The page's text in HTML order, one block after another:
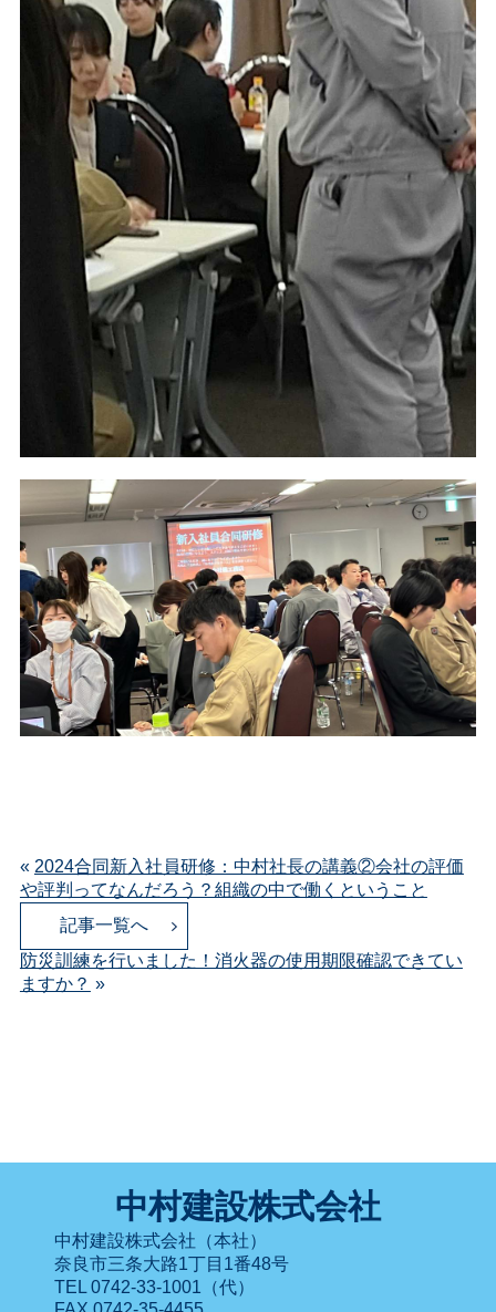
« 2024合同新入社員研修：中村社長の講義②会社の評価
や評判ってなんだろう？組織の中で働くということ
記事一覧へ
防災訓練を行いました！消火器の使用期限確認できてい
ますか？ »
中村建設株式会社
中村建設株式会社（本社）
奈良市三条大路1丁目1番48号
TEL 0742-33-1001（代）